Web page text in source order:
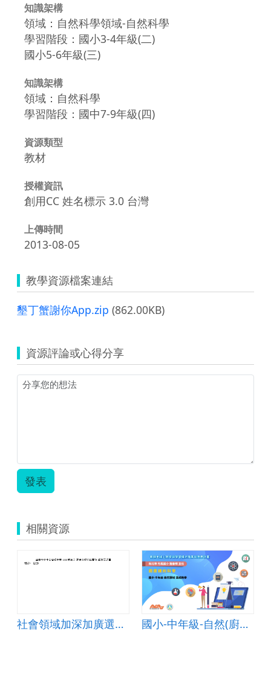
知識架構
領域：自然科學領域-自然科學
學習階段：國小3-4年級(二)
國小5-6年級(三)
知識架構
領域：自然科學
學習階段：國中7-9年級(四)
資源類型
教材
授權資訊
創用CC 姓名標示 3.0 台灣
上傳時間
2013-08-05
教學資源檔案連結
墾丁蟹謝你App.zip (862.00KB)
資源評論或心得分享
發表
相關資源
社會領域加深加廣選修探究與實作
國小-中年級-自然(廚房裡的科學)-B-混成教學-新北市丹鳳國小-施春輝老師